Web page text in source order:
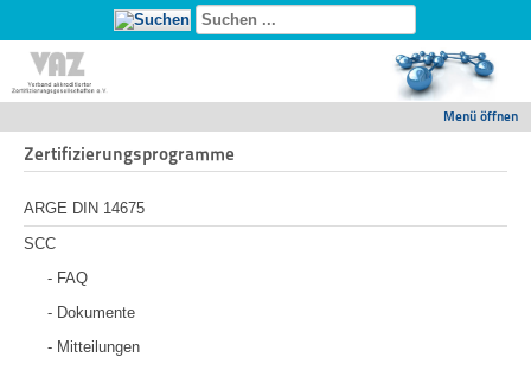
Menü öffnen
Zertifizierungsprogramme
ARGE DIN 14675
SCC
- FAQ
- Dokumente
- Mitteilungen